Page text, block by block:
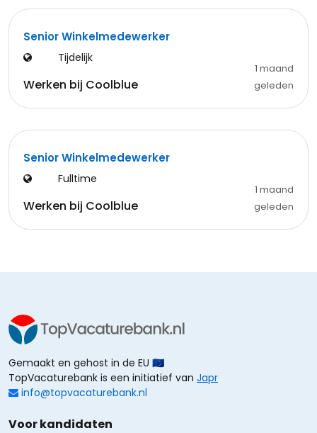
Senior Winkelmedewerker
Tijdelijk
Werken bij Coolblue
1 maand
geleden
Senior Winkelmedewerker
Fulltime
Werken bij Coolblue
1 maand
geleden
Gemaakt en gehost in de EU 🇪🇺
TopVacaturebank is een initiatief van Japr
info@topvacaturebank.nl
Voor kandidaten